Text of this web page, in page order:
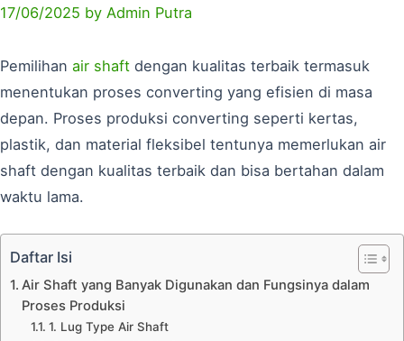
17/06/2025 by Admin Putra
Pemilihan air shaft dengan kualitas terbaik termasuk
menentukan proses converting yang efisien di masa
depan. Proses produksi converting seperti kertas,
plastik, dan material fleksibel tentunya memerlukan air
shaft dengan kualitas terbaik dan bisa bertahan dalam
waktu lama.
Daftar Isi
Air Shaft yang Banyak Digunakan dan Fungsinya dalam
Proses Produksi
1. Lug Type Air Shaft